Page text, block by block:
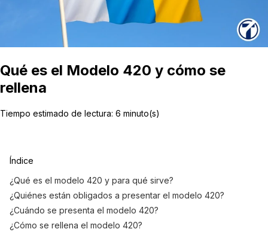
Qué es el Modelo 420 y cómo se
rellena
Tiempo estimado de lectura: 6 minuto(s)
Índice
¿Qué es el modelo 420 y para qué sirve?
¿Quiénes están obligados a presentar el modelo 420?
¿Cuándo se presenta el modelo 420?
¿Cómo se rellena el modelo 420?